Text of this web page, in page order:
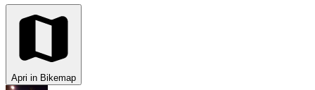
Apri in Bikemap